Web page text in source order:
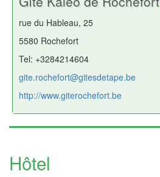
rue du Hableau, 25
5580 Rochefort
Tel: +3284214604
gite.rochefort@gitesdetape.be
http://www.giterochefort.be
Hôtel